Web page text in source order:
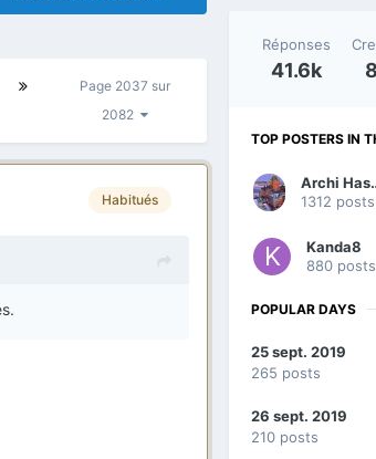
Page 2037 sur
2082
Habitués
Réponses
41.6k
TOP POSTERS IN
1312 posts
Kanda8
880 posts
POPULAR DAYS
25 sept. 2019
265 posts
26 sept. 2019
210 posts